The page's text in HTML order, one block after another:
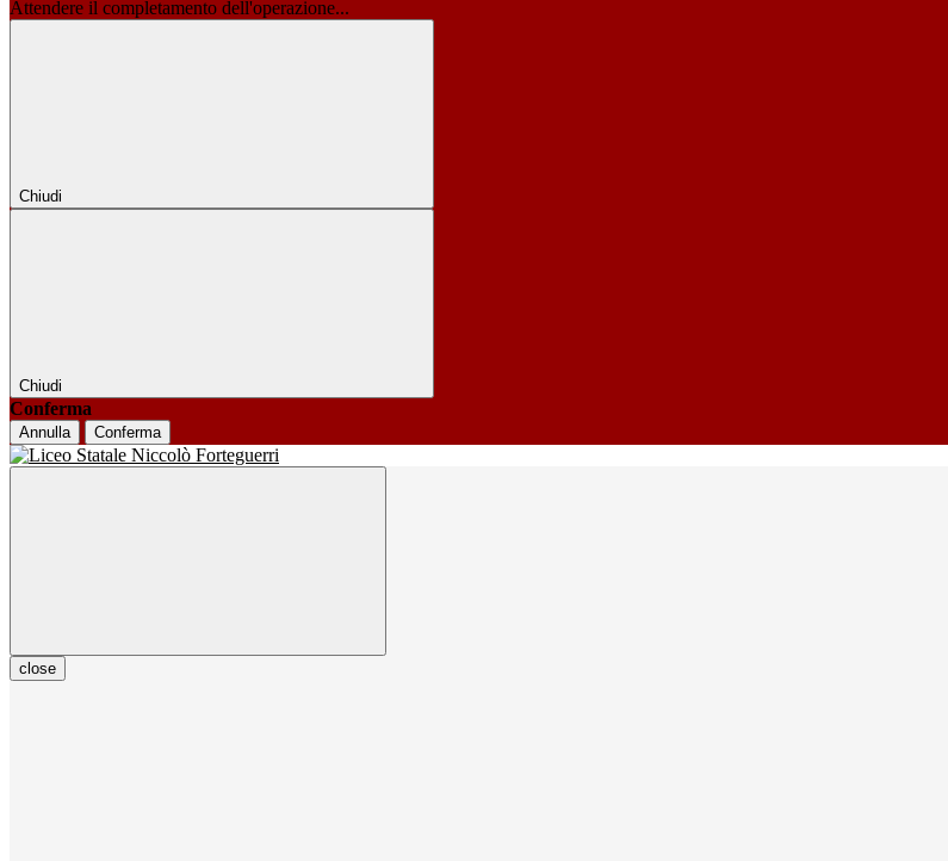
Attendere il completamento dell'operazione...
Chiudi
Chiudi
Conferma
Annulla Conferma
close